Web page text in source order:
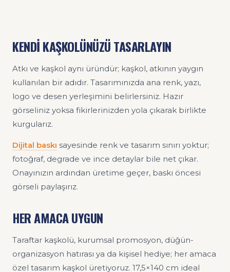
KENDİ KAŞKOLÜNÜZÜ TASARLAYIN
Atkı ve kaşkol aynı üründür; kaşkol, atkının yaygın
kullanılan bir adıdır. Tasarımınızda ana renk, yazı,
logo ve desen yerleşimini belirlersiniz. Hazır
görseliniz yoksa fikirlerinizden yola çıkarak birlikte
kurgularız.
Dijital baskı sayesinde renk ve tasarım sınırı yoktur;
fotoğraf, degrade ve ince detaylar bile net çıkar.
Onayınızın ardından üretime geçer, baskı öncesi
görseli paylaşırız.
HER AMACA UYGUN
Taraftar kaşkolü, kurumsal promosyon, düğün-
organizasyon hatırası ya da kişisel hediye; her amaca
özel tasarım kaşkol üretiyoruz. 17,5×140 cm ideal